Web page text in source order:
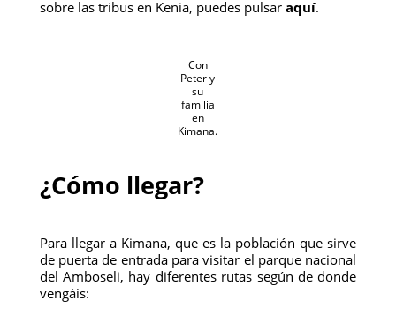
sobre las tribus en Kenia, puedes pulsar aquí.
Con
Peter y
su
familia
en
Kimana.
¿Cómo llegar?
Para llegar a Kimana, que es la población que sirve
de puerta de entrada para visitar el parque nacional
del Amboseli, hay diferentes rutas según de donde
vengáis: